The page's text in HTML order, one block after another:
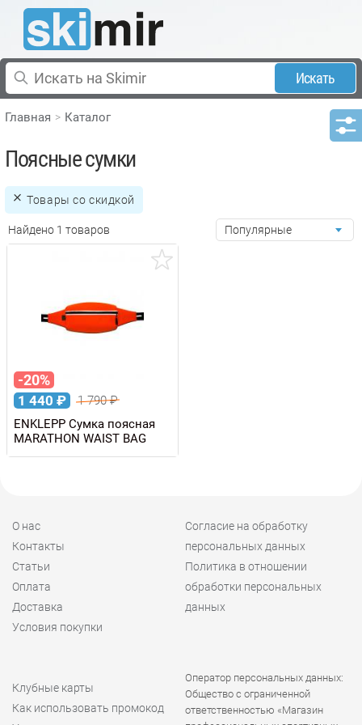
Искать
Главная Каталог
Поясные сумки
Товары со скидкой
Найдено 1 товаров Популярные
-20%
1 440 ₽ 1 790₽
ENKLEPP Сумка поясная
MARATHON WAIST BAG
О нас
Контакты
Статьи
Оплата
Доставка
Условия покупки
Согласие на обработку
персональных данных
Политика в отношении
обработки персональных
данных
Клубные карты
Как использовать промокод
Оператор персональных данных:
Общество с ограниченной
ответственностью «Магазин